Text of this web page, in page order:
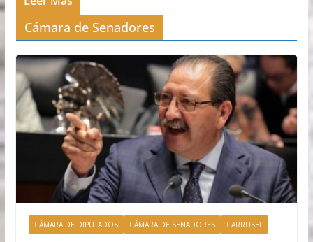
Cámara de Senadores
CÁMARA DE DIPUTADOS CÁMARA DE SENADORES CARRUSEL